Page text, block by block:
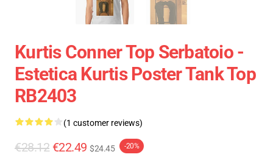
Kurtis Conner Top Serbatoio -
Estetica Kurtis Poster Tank Top
RB2403
(1 customer reviews)
€28.12 €22.49 $24.45 -20%